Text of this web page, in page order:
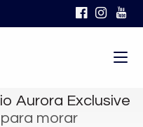
Aurora Exclusive
morar